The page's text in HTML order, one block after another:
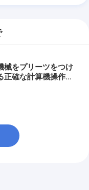
械をプリーツをつけ
正確な計算機操作フ